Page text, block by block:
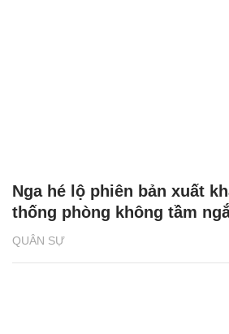
QUÂN SỰ
Nga hé lộ phiên bản xuất
thống phòng không tầm